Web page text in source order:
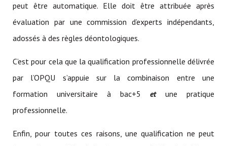
peut être automatique. Elle doit être attribuée après
évaluation par une commission d’experts indépendants,
adossés à des règles déontologiques.
C’est pour cela que la qualification professionnelle délivrée
par l’OPQU s’appuie sur la combinaison entre une
formation universitaire à bac+5 etune pratique
professionnelle.
Enfin, pour toutes ces raisons, une qualification ne peut